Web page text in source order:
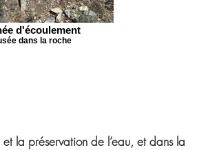
d'écoulement
dans la roche
et la préservation de l’eau, et dans la